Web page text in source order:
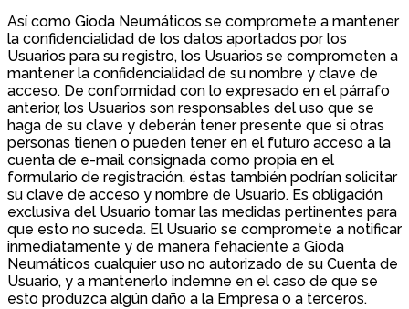
Así como Gioda Neumáticos se compromete a mantener
la confidencialidad de los datos aportados por los
Usuarios para su registro, los Usuarios se comprometen a
mantener la confidencialidad de su nombre y clave de
acceso. De conformidad con lo expresado en el párrafo
anterior, los Usuarios son responsables del uso que se
haga de su clave y deberán tener presente que si otras
personas tienen o pueden tener en el futuro acceso a la
cuenta de e-mail consignada como propia en el
formulario de registración, éstas también podrían solicitar
su clave de acceso y nombre de Usuario. Es obligación
exclusiva del Usuario tomar las medidas pertinentes para
que esto no suceda. El Usuario se compromete a notificar
inmediatamente y de manera fehaciente a Gioda
Neumáticos cualquier uso no autorizado de su Cuenta de
Usuario, y a mantenerlo indemne en el caso de que se
esto produzca algún daño a la Empresa o a terceros.